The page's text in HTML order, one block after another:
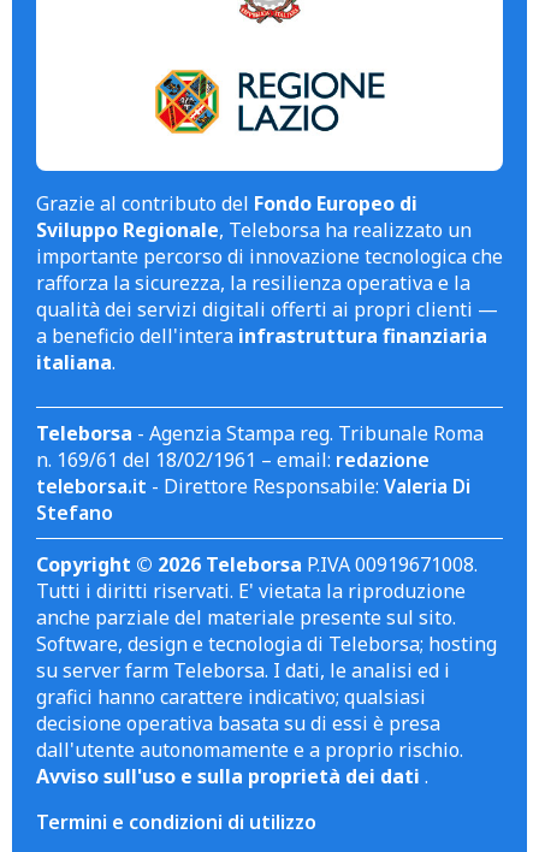
Grazie al contributo del Fondo Europeo di
Sviluppo Regionale, Teleborsa ha realizzato un
importante percorso di innovazione tecnologica che
rafforza la sicurezza, la resilienza operativa e la
qualità dei servizi digitali offerti ai propri clienti —
a beneficio dell'intera infrastruttura finanziaria
italiana.
Teleborsa - Agenzia Stampa reg. Tribunale Roma
n. 169/61 del 18/02/1961 – email: redazione
teleborsa.it - Direttore Responsabile: Valeria Di
Stefano
Copyright © 2026 Teleborsa P.IVA 00919671008.
Tutti i diritti riservati. E' vietata la riproduzione
anche parziale del materiale presente sul sito.
Software, design e tecnologia di Teleborsa; hosting
su server farm Teleborsa. I dati, le analisi ed i
grafici hanno carattere indicativo; qualsiasi
decisione operativa basata su di essi è presa
dall'utente autonomamente e a proprio rischio.
Avviso sull'uso e sulla proprietà dei dati .
Termini e condizioni di utilizzo